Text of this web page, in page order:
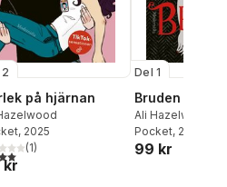
på hjärnan
, 2025
5 stjärnor. Totalt antal röster:
(1)
kr
Del 1
Bruden
Ali Hazelwood
Pocket, 2026
99 kr